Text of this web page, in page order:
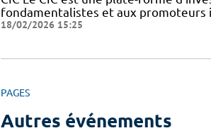
fondamentalistes et aux
18/02/2026 15:25
PAGES
Autres événements